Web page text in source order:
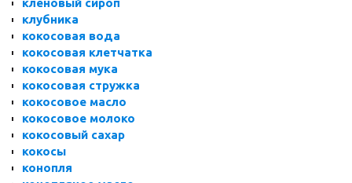
клубника
кокосовая вода
кокосовая клетчатка
кокосовая мука
кокосовая стружка
кокосовое масло
кокосовое молоко
кокосовый сахар
кокосы
конопля